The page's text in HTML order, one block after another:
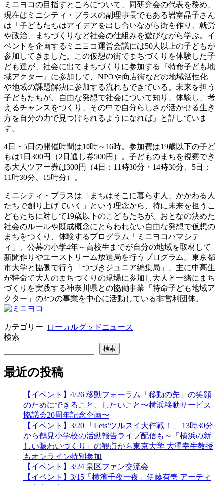
ミニヨコの目指すところについて、同研究会の代表を務め、
現在はミニシティ・プラスの副理事長でもある岩室晶子さん
は「子どもたちはアイデアを出し合いながら街を作り、就労
や政治、まちづくりなど社会の仕組みを遊びながら学ぶ。イ
ベントを企画するミニヨコ運営会議には50人以上の子どもが
参加してきました。この仮想の街でまちづくりを体験した子
ども達が、社会に出てまちづくりに参加する『特命子ども地
域アクター』に参加して、NPOや商店街などの地域活性化
や地域の課題解決に参加する流れもできている。未来を担う
子どもたちが、自由な発想で社会について知り、体験し、考
えるチャンスをつくり、その中で自分らしさが活かせる生き
方を自分の力で見つけられるようになれば」と話していま
す。
4日・5日の開催時間は10時～16時。参加費は19歳以下の子ど
もは1日300円（2日通し券500円）。子どものまちを視察でき
る大人ツアー券は300円（4日：11時30分・14時30分、5日：
11時30分、15時分）。
ミニシティ・プラスは「まちはそこに暮らす人、かかわる人
たちで創り上げていく」という理念から、特に未来を担うこ
どもたちに対して19歳以下のこどもたちが、おとなの決めた
社会のルールや既成概念にとらわれない自由な発想で仮想の
まちをつくり、体験するプログラム「ミニヨコハマシテ
ィ」、公募の小学4年～高校生までが自分の地域を取材して
新聞作りやユーストリーム放送局を行うプログラム。東京都
市大学と協働で行う「つづきジュニア編集局」、主に中高生
が特命で大人のまちづくりの現場に参加し大人と一緒にまち
づくりを実践する神奈川県との協働事業「特命子ども地域ア
クター」の3つの事業を中心に活動している非営利団体。
カテゴリー: ローカルグッドニュース
検索
検索
最近の投稿
【イベント】4/26 移動フォーラム「移動の先」の笑顔
のためにできること、したいこと〜横浜移動サービス
協議会20周年記念企画〜
【イベント】3/20 「Lets’ツルスイ大作戦！」 13時30分
から鶴見小学校の活動報告ライブ配信も～「横浜の新
しい賑わいづくり」の観点から東京大学 大澤幸生教授
もオンライン特別参加
【イベント】3/24 泉区ファン交流会
【イベント】3/15「横濱千夜一夜」伊藤有壱 アーティ